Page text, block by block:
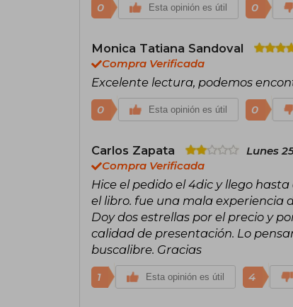
0 Esta opinión es útil 0
Monica Tatiana Sandoval
Compra Verificada
Excelente lectura, podemos
0 Esta opinión es útil 0
Carlos Zapata
Lunes
Compra Verificada
Hice el pedido el 4dic y llego
el libro. fue una mala experiencia
Doy dos estrellas por el precio y
calidad de presentación. Lo
buscalibre. Gracias
1 Esta opinión es útil 4